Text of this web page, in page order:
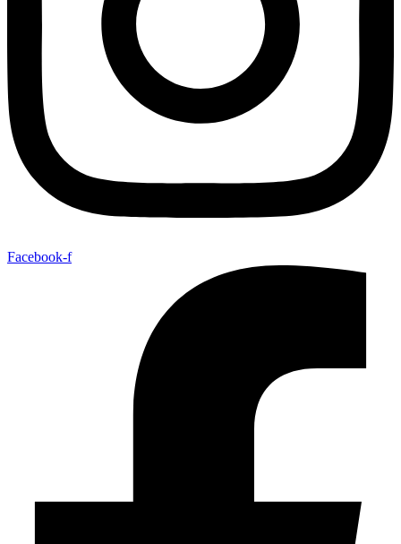
Facebook-f